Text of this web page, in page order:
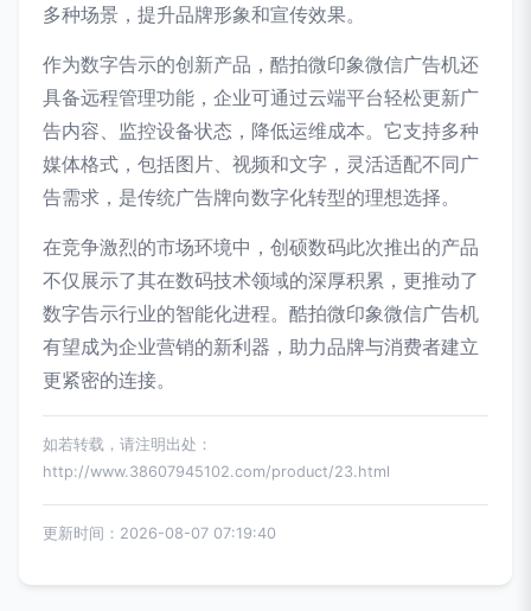
多种场景，提升品牌形象和宣传效果。
作为数字告示的创新产品，酷拍微印象微信广告机还
具备远程管理功能，企业可通过云端平台轻松更新广
告内容、监控设备状态，降低运维成本。它支持多种
媒体格式，包括图片、视频和文字，灵活适配不同广
告需求，是传统广告牌向数字化转型的理想选择。
在竞争激烈的市场环境中，创硕数码此次推出的产品
不仅展示了其在数码技术领域的深厚积累，更推动了
数字告示行业的智能化进程。酷拍微印象微信广告机
有望成为企业营销的新利器，助力品牌与消费者建立
更紧密的连接。
如若转载，请注明出处：
http://www.38607945102.com/product/23.html
更新时间：2026-08-07 07:19:40